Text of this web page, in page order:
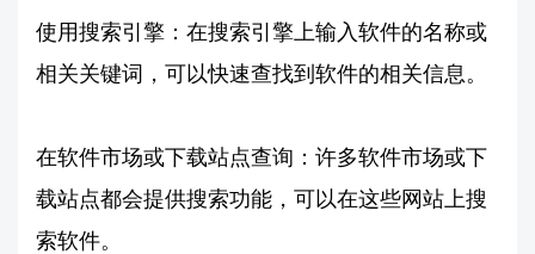
使用搜索引擎：在搜索引擎上输入软件的名称或
相关关键词，可以快速查找到软件的相关信息。
在软件市场或下载站点查询：许多软件市场或下
载站点都会提供搜索功能，可以在这些网站上搜
索软件。